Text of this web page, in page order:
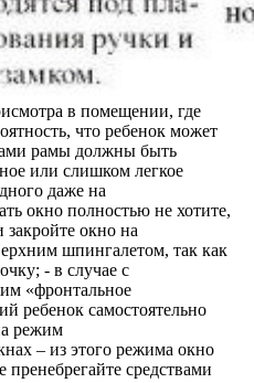
в помещении, где
что ребенок может
рамы должны быть
или слишком легкое
даже на
окно полностью не хотите,
окно на
шпингалетом, так как
- в случае с
«фронтальное
ребенок самостоятельно
режим
– из этого режима окно
пренебрегайте средствами